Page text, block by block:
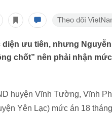
diện ưu tiên, nhưng
chốt” nên phải nhận
huyện Vĩnh Tường, Vĩnh
Yên Lạc) mức án 18